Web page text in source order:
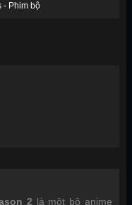
- Phim bộ
2 là một bộ anime